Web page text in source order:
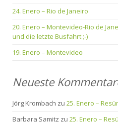
24. Enero – Rio de Janeiro
20. Enero – Montevideo-Rio de
und die letzte Busfahrt ;-)
19. Enero – Montevideo
Neueste
Jörg Krombach zu 25. Enero –
Barbara Samitz zu 25. Enero –